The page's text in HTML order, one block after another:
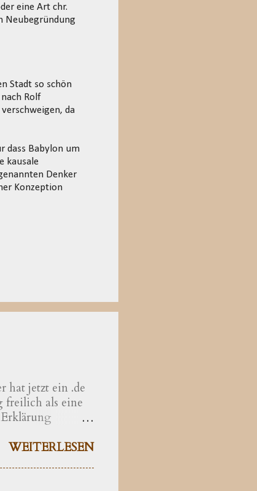
eine Art chr.
Neubegründung
Stadt so schön
Rolf
da
dass Babylon um
kausale
Denker
Konzeption
hat jetzt ein .de
freilich als eine
als eine
WEITERLESEN